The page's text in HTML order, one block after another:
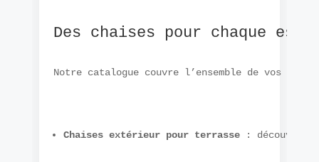
Des chaises pour chaque
Notre catalogue couvre l’ensemble de vos
Chaises extérieur pour terrasse : découvrez